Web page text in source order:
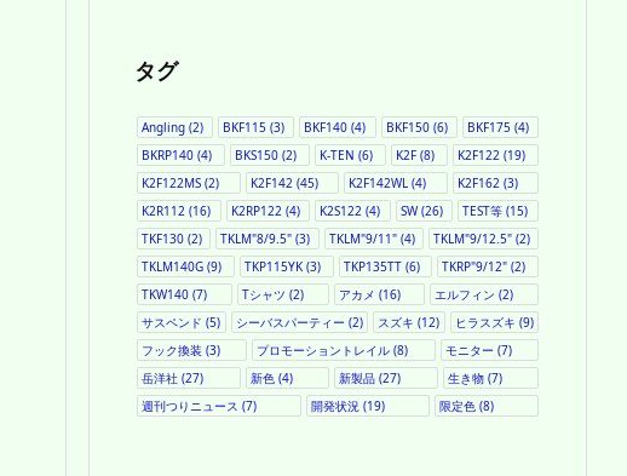
タグ
Angling (2) BKF115 (3) BKF140 (4) BKF150(6) BKF175(4)
BKRP140 (4) BKS150 (2) K-TEN (6) K2F (8) K2F122 (19)
K2F122MS (2) K2F142(45) K2F142WL (4) K2F162(3)
K2R112 (16) K2RP122(4) K2S122 (4) SW(26) TEST等 (15)
TKF130 (2) TKLM"8/9.5" (3) TKLM"9/11"(4) TKLM"9/12.5"(2)
TKLM140G (9) TKP115YK(3) TKP135TT(6) TKRP"9/12" (2)
TKW140 (7) Tシャツ (2) アカメ (16) エルフィン (2)
サスペンド (5) シーバスパーティー (2) スズキ (12) ヒラスズキ (9)
フック換装 (3) プロモーショントレイル (8) モニター (7)
岳洋社 (27) 新色(4) 新製品 (27) 生き物(7)
週刊つりニュース (7) 開発状況 (19) 限定色 (8)